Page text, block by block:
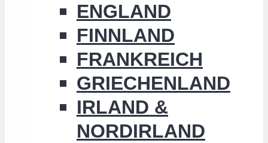
ENGLAND
FINNLAND
FRANKREICH
GRIECHENLAND
IRLAND &
NORDIRLAND